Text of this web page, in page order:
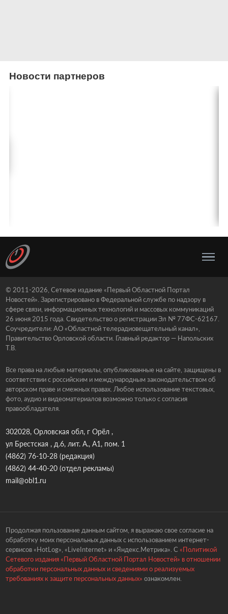
Новости партнеров
© 2011-2026, Сетевое издание «Первый Областной Портал
Новостей». Зарегистрировано в Федеральной службе по надзору в
сфере связи, информационных технологий и массовых коммуникаций
26 июня 2015 года. Свидетельство о регистрации Эл № 77ФС-62167.
Соучредители: АО «Областной телерадиовещательный канал»,
Правительство Орловской области. Главный редактор — Напольских
Т.В.
Все права на любые материалы, опубликованные на сайте, защищены в
соответствии с российским и международным законодательством об
авторском праве и смежных правах. Любое использование текстовых,
фото, аудио и видеоматериалов возможно только с согласия
правообладателя.
302028, Орловская обл, г Орёл ,
ул Брестская , д.6, лит. А., А1, пом. 1
(4862) 76-10-28(редакция)
(4862) 44-40-20(отдел рекламы)
mail@obl1.ru
Продолжая пользование данным сайтом, я выражаю свое согласие на
обработку моих персональных данных с использованием интернет-
сервисов «HotLog», «LiveInternet» и «Яндекс.Метрика». С «Политикой
Сетевого издания «Первый Областной Портал Новостей» в отношении
обработки персональных данных и сведениями о реализуемых
требованиях к защите персональных данных» ознакомлен.